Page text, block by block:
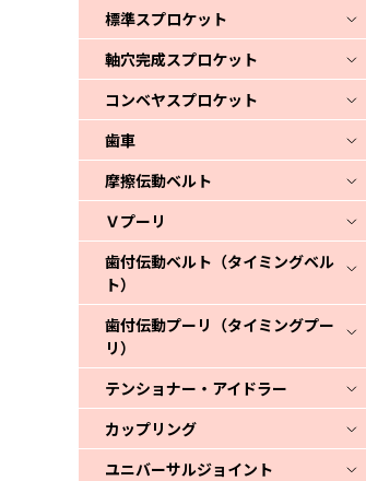
標準スプロケット
軸穴完成スプロケット
コンベヤスプロケット
歯車
摩擦伝動ベルト
Ｖプーリ
歯付伝動ベルト（タイミングベル
ト）
歯付伝動プーリ（タイミングプー
リ）
テンショナー・アイドラー
カップリング
ユニバーサルジョイント